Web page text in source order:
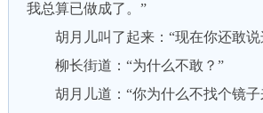
我总算已做成了。”
胡月儿叫了起来：“现在你还敢说
柳长街道：“为什么不敢？”
胡月儿道：“你为什么不找个镜子